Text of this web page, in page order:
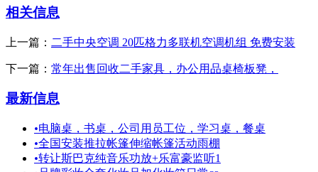
相关信息
上一篇： 二手中央空调 20匹格力多联机空调机组 免费安装
下一篇： 常年出售回收二手家具，办公用品桌椅板凳，
最新信息
•电脑桌，书桌，公司用员工位，学习桌，餐桌
•全国安装推拉帐篷伸缩帐篷活动雨棚
•转让斯巴克纯音乐功放+乐富豪监听1